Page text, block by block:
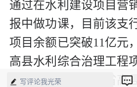
通过在水利建设项目营
报中做功课，目前该支
项目余额已突破11亿元
高县水利综合治理工程
滩水库工程、四川省高
写评论我光荣